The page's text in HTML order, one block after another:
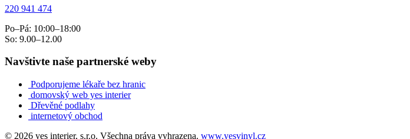
220 941 474
Po–Pá: 10:00–18:00
So: 9.00–12.00
Navštivte naše partnerské weby
Podporujeme lékaře bez hranic
domovský web yes interier
Dřevěné podlahy
internetový obchod
© 2026 yes interier, s.r.o. Všechna práva vyhrazena. www.yesvinyl.cz